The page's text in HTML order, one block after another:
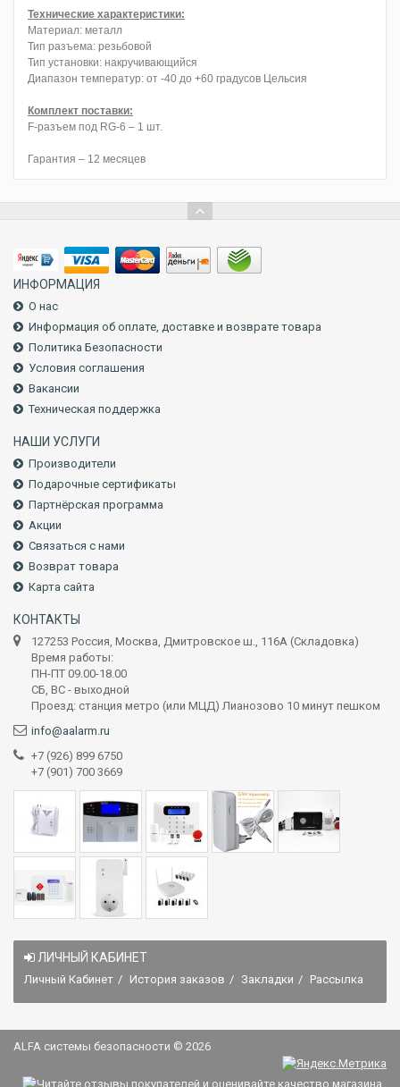
Технические характеристики:
Материал: металл
Тип разъема: резьбовой
Тип установки: накручивающийся
Диапазон температур: от -40 до +60 градусов Цельсия
Комплект поставки:
F-разъем под RG-6 – 1 шт.
Гарантия – 12 месяцев
ИНФОРМАЦИЯ
О нас
Информация об оплате, доставке и возврате товара
Политика Безопасности
Условия соглашения
Вакансии
Техническая поддержка
НАШИ УСЛУГИ
Производители
Подарочные сертификаты
Партнёрская программа
Акции
Связаться с нами
Возврат товара
Карта сайта
КОНТАКТЫ
127253 Россия, Москва, Дмитровское ш., 116А (Складовка)
Время работы:
ПН-ПТ 09.00-18.00
СБ, ВС - выходной
Проезд: станция метро (или МЦД) Лианозово 10 минут пешком
info@aalarm.ru
+7 (926) 899 6750
+7 (901) 700 3669
ЛИЧНЫЙ КАБИНЕТ
Личный Кабинет История заказов Закладки Рассылка
ALFA системы безопасности © 2026